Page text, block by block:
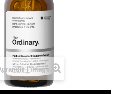
l'image